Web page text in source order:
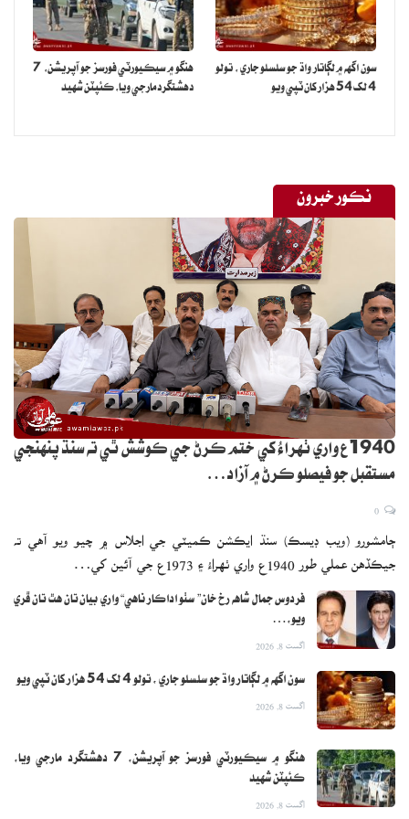
سون اگهه ۾ لڳاتار واڌ جو سلسلو جاري ، تولو
4 لک 54 هزار کان ٽپي ويو
هنگو ۾ سيڪيورٽي فورسز جو آپريشن، 7
دهشتگرد مارجي ويا، ڪئپٽن شهيد
نڪور خبرون
1940ع واري ٺهراءُ کي ختم ڪرڻ جي ڪوشش ٿي ته سنڌ پنهنجي
مستقبل جو فيصلو ڪرڻ ۾ آزاد…
ڄامشورو (ويب ڊيسڪ) سنڌ ايڪشن ڪميٽي جي اجلاس ۾ چيو ويو آهي ته
جيڪڏهن عملي طور 1940ع واري ٺهراءُ ۽ 1973ع جي آئين کي…
فردوس جمال شاهه رخ خان” سٺو اداڪار ناهي“ واري بيان تان هٿ تان ڦري
ويو،…
اگست 8, 2026
سون اگهه ۾ لڳاتار واڌ جو سلسلو جاري ، تولو 4 لک 54 هزار کان ٽپي ويو
اگست 8, 2026
هنگو ۾ سيڪيورٽي فورسز جو آپريشن، 7 دهشتگرد مارجي ويا،
ڪئپٽن شهيد
اگست 8, 2026